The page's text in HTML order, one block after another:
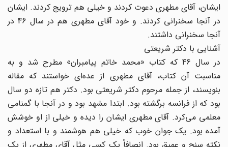
ایشان، آقای مطهری دعوت کردند و خیلی هم ترویج کردند. ایشان
در آنجا سخنرانی کردند. و خود آقای مطهری هم در سال 46 در
آنجا سخنرانی داشتند.
آشنایی با دکتر شریعتی
در سال 46 که کتاب «محمد خاتم پیامبران» مطرح شد و به
مناسبت آن کتاب، آقای مطهری از عده‌ای خواستند که مقاله
بنویسند، از جمله مرحوم دکتر شریعتی بود. دکتر هم تازه دو سال
بود که از فرانسه برگشته بود. ابتدا مشهد بود و در آنجا با گمنامی
معلمی می‌کرد. آقای مطهری ایشان را دیده و خیلی از او خوشش
آمده بود. یک جوان خوب که خیلی هم هوشمند و با استعداد و